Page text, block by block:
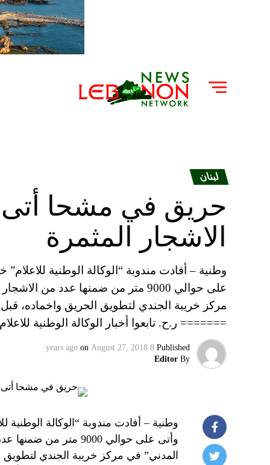
لبنان
حريق في مشحا
الاشجار المثمرة
وطنية – أفادت مندوبة “الوكالة الوطنية
على حوالي 9000 متر من ضمنها عدد
مركز خريبة الجندي لتطويق الحريق واخماده،
======= ر.ح. تابعوا أخبار الوكالة الوطنية
Published
8 years ago
on August 27, 2018
By
Editor
وطنية – أفادت مندوبة “الوكالة
وأتى على حوالي 9000
المدني” في مركز خريبة الجندي لتطويق